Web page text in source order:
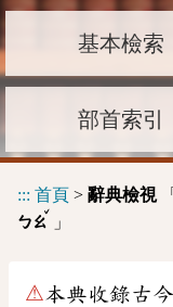
基本檢索
部首索引
::: 首頁 > 辭典檢視「
ㄅㄠ
ˇ
」
⚠本典收錄古